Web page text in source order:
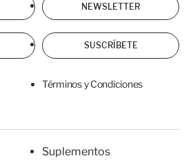
NEWSLETTER
SUSCRÍBETE
Términos y Condiciones
Suplementos